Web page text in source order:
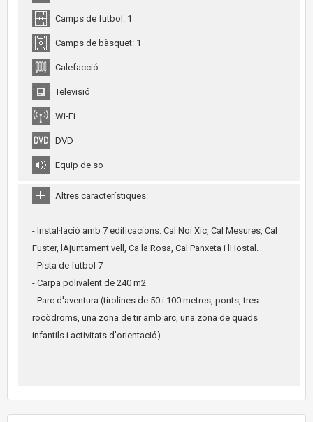
Camps de futbol: 1
Camps de bàsquet: 1
Calefacció
Televisió
Wi-Fi
DVD
Equip de so
Altres característiques:
- Instal·lació amb 7 edificacions: Cal Noi Xic, Cal Mesures, Cal
Fuster, lAjuntament vell, Ca la Rosa, Cal Panxeta i lHostal.
- Pista de futbol 7
- Carpa polivalent de 240 m2
- Parc d'aventura (tirolines de 50 i 100 metres, ponts, tres
rocòdroms, una zona de tir amb arc, una zona de quads
infantils i activitats d'orientació)